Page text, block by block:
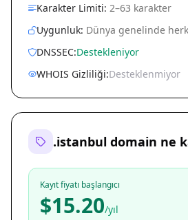
Karakter Limiti: 2–63 karakter
Uygunluk: Dünya genelinde
DNSSEC:Destekleniyor
WHOIS Gizliliği:Desteklenmiyor
.istanbul domain ne
Kayıt fiyatı başlangıcı
$15.20/yıl